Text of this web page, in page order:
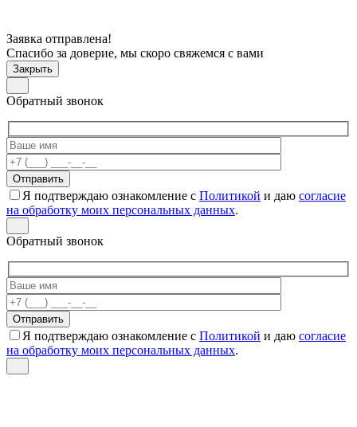
Заявка отправлена!
Спасибо за доверие, мы скоро свяжемся с вами
Закрыть
Обратный звонок
Я подтверждаю ознакомление с Политикой и даю согласие
на обработку моих персональных данных.
Обратный звонок
Я подтверждаю ознакомление с Политикой и даю согласие
на обработку моих персональных данных.